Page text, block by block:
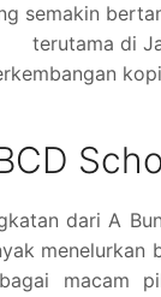
semakin
terutama di
dari A
menelurkan
macam